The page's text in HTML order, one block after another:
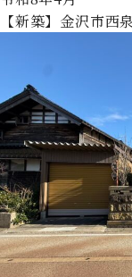
【新築】金沢市西